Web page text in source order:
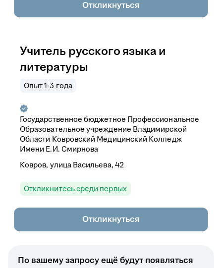
Откликнуться
Учитель русского языка и
литературы
Опыт 1-3 года
Государственное бюджетное Профессиональное
Образовательное учреждение Владимирской
Области Ковровский Медицинский Колледж
Имени Е.И. Смирнова
Ковров, улица Васильева, 42
Откликнитесь среди первых
Откликнуться
По вашему запросу ещё будут появляться